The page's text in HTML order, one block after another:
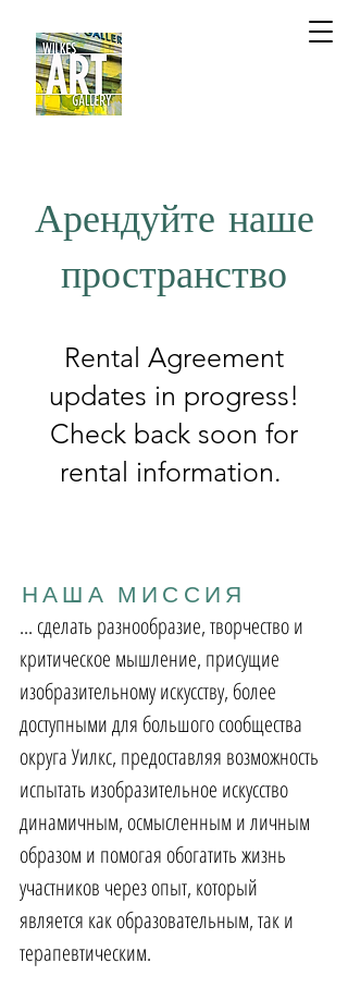
Арендуйте наше
пространство
Rental Agreement
updates in progress!
Check back soon for
rental information.
НАША МИССИЯ
... сделать разнообразие, творчество и
критическое мышление, присущие
изобразительному искусству, более
доступными для большого сообщества
округа Уилкс, предоставляя возможность
испытать изобразительное искусство
динамичным, осмысленным и личным
образом и помогая обогатить жизнь
участников через опыт, который
является как образовательным, так и
терапевтическим.